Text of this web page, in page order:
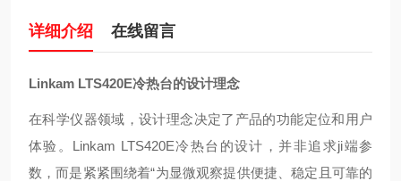
详细介绍 在线留言
Linkam LTS420E冷热台的设计理念
在科学仪器领域，设计理念决定了产品的功能定位和用户
体验。Linkam LTS420E冷热台的设计，并非追求ji端参
数，而是紧紧围绕着“为显微观察提供便捷、稳定且可靠的